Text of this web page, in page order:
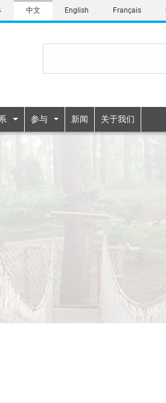
中文 English Français
参与 新闻 关于我们